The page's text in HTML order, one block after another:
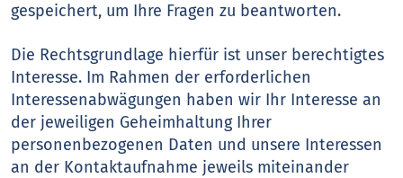
gespeichert, um Ihre Fragen zu beantworten.
Die Rechtsgrundlage hierfür ist unser berechtigtes
Interesse. Im Rahmen der erforderlichen
Interessenabwägungen haben wir Ihr Interesse an
der jeweiligen Geheimhaltung Ihrer
personenbezogenen Daten und unsere Interessen
an der Kontaktaufnahme jeweils miteinander